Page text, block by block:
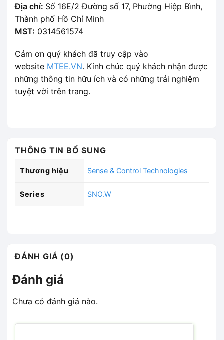
Địa chỉ: Số 16E/2 Đường số 17, Phường Hiệp Bình,
Thành phố Hồ Chí Minh
MST: 0314561574
Cảm ơn quý khách đã truy cập vào
website MTEE.VN. Kính chúc quý khách nhận được
những thông tin hữu ích và có những trải nghiệm
tuyệt vời trên trang.
THÔNG TIN BỔ SUNG
Thương hiệu Sense & Control Technologies
Series SNO.W
ĐÁNH GIÁ (0)
Đánh giá
Chưa có đánh giá nào.